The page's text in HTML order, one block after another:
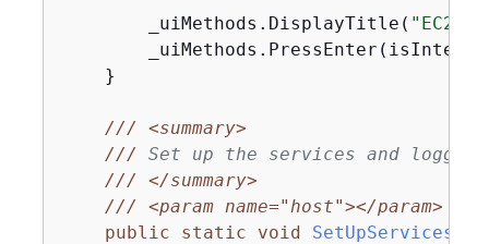
        _uiMethods.DisplayTitle(
"EC2
    }
///
<summary>
/// Set up the services and
///
</summary>
///
<param name="host"></param>
public
static void SetUpServices